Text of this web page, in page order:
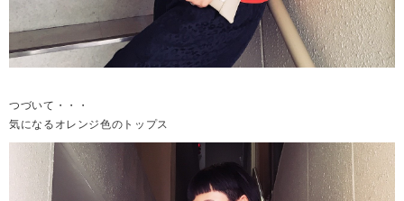
つづいて・・・
気になるオレンジ色のトップス